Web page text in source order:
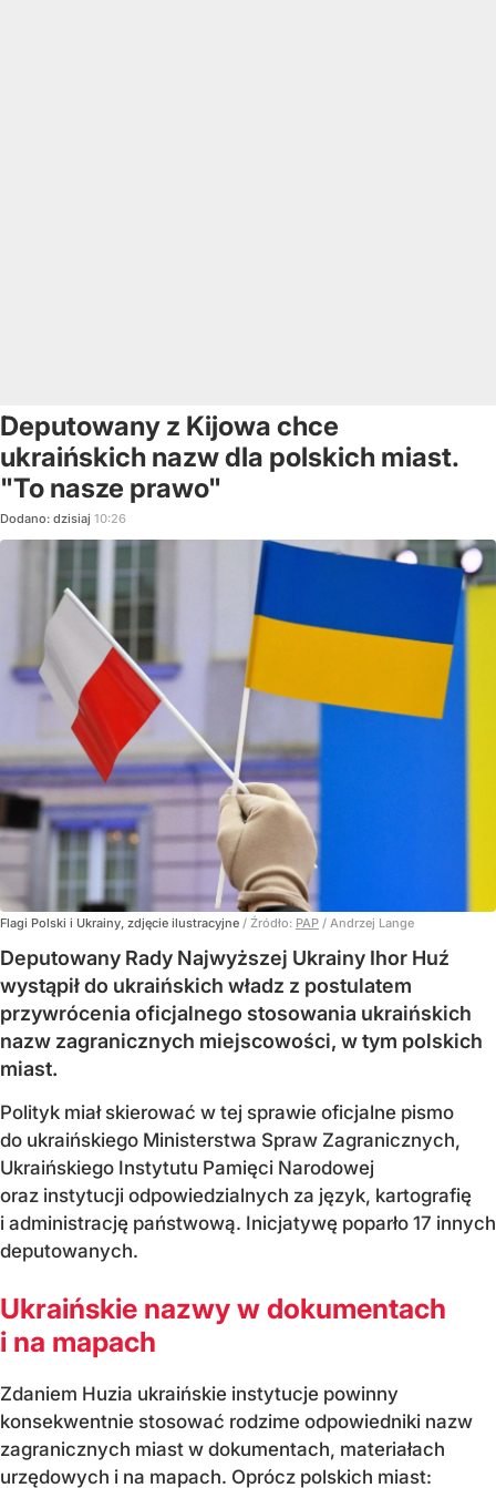
Deputowany z Kijowa chce
ukraińskich nazw dla polskich miast.
"To nasze prawo"
Dodano: dzisiaj 10:26
Flagi Polski i Ukrainy, zdjęcie ilustracyjne / Źródło: PAP / Andrzej Lange
Deputowany Rady Najwyższej Ukrainy Ihor Huź
wystąpił do ukraińskich władz z postulatem
przywrócenia oficjalnego stosowania ukraińskich
nazw zagranicznych miejscowości, w tym polskich
miast.
Polityk miał skierować w tej sprawie oficjalne pismo
do ukraińskiego Ministerstwa Spraw Zagranicznych,
Ukraińskiego Instytutu Pamięci Narodowej
oraz instytucji odpowiedzialnych za język, kartografię
i administrację państwową. Inicjatywę poparło 17 innych
deputowanych.
Ukraińskie nazwy w dokumentach
i na mapach
Zdaniem Huzia ukraińskie instytucje powinny
konsekwentnie stosować rodzime odpowiedniki nazw
zagranicznych miast w dokumentach, materiałach
urzędowych i na mapach. Oprócz polskich miast: